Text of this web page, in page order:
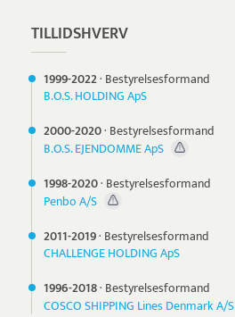
TILLIDSHVERV
1999-2022· Bestyrelsesformand
B.O.S. HOLDING ApS
2000-2020· Bestyrelsesformand
B.O.S. EJENDOMME ApS
1998-2020· Bestyrelsesformand
Penbo A/S
2011-2019· Bestyrelsesformand
CHALLENGE HOLDING ApS
1996-2018· Bestyrelsesformand
COSCO SHIPPING Lines Denmark A/S